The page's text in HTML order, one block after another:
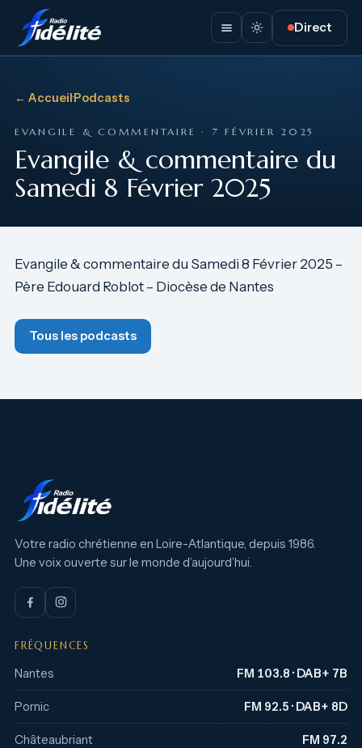
Direct
← Accueil·Podcasts
EVANGILE & COMMENTAIRE · 7 FÉVRIER 2025
Evangile & commentaire du
Samedi 8 Février 2025
Evangile & commentaire du Samedi 8 Février 2025 –
Père Edouard Roblot – Diocèse de Nantes
Tous les podcasts
Votre radio chrétienne en Loire-Atlantique, depuis 1986.
Une voix ouverte sur le monde d’aujourd’hui.
FRÉQUENCES
Nantes FM 103.8 · DAB+ 7B
Pornic FM 92.5 · DAB+ 8D
Châteaubriant FM 97.2